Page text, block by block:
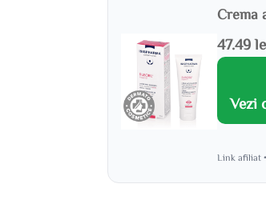
Crema
47.49
Vezi
Link afiliat